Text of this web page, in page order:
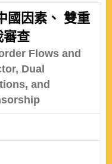
國因素、 雙重
審查
Flows and
Dual
and